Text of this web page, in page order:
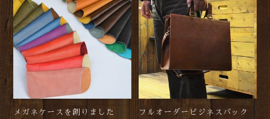
メガネケースを創りました フルオーダービジネスバック